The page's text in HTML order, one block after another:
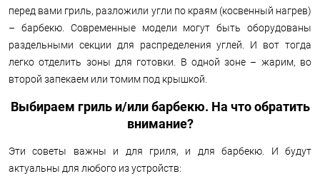
перед вами гриль, разложили угли по краям (косвенный нагрев)
– барбекю. Современные модели могут быть оборудованы
раздельными секции для распределения углей. И вот тогда
легко отделить зоны для готовки. В одной зоне – жарим, во
второй запекаем или томим под крышкой.
Выбираем гриль и/или барбекю. На что обратить
внимание?
Эти советы важны и для гриля, и для барбекю. И будут
актуальны для любого из устройств: